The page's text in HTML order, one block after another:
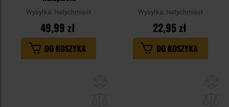
Wysyłka: Natychmiast
49,99 zł
DO KOSZYKA
Wysyłka: Natychmiast
22,95 zł
DO KOSZYKA